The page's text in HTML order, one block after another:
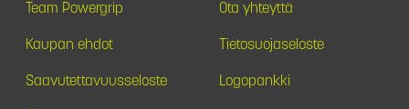
Team Powergrip Ota yhteyttä
Kaupan ehdot Tietosuojaseloste
Saavutettavuusseloste Logopankki